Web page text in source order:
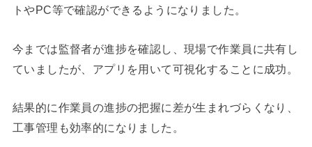
トやPC等で確認ができるようになりました。
今までは監督者が進捗を確認し、現場で作業員に共有し
ていましたが、アプリを用いて可視化することに成功。
結果的に作業員の進捗の把握に差が生まれづらくなり、
工事管理も効率的になりました。